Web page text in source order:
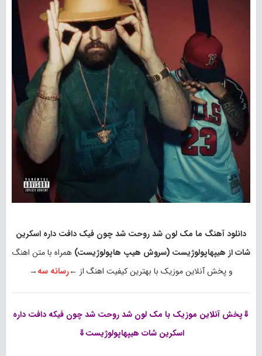
دانلود آهنگ ما مک لون شد روحت شد چون فیک دافت داره اسکرین
شات از هیپهاپولوژیست (سروش هیپ هاپولوژیست)همراه با متن اهنگ
و پخش آنلاین موزیک با بهترین کیفیت اهنگ از ←رسانه سه→
⇓پخش آنلاین موزیکبا مک لون شد روحت شد چون فیکه دافت داره
اسکرین شات هیپهاپولوژیست⇓